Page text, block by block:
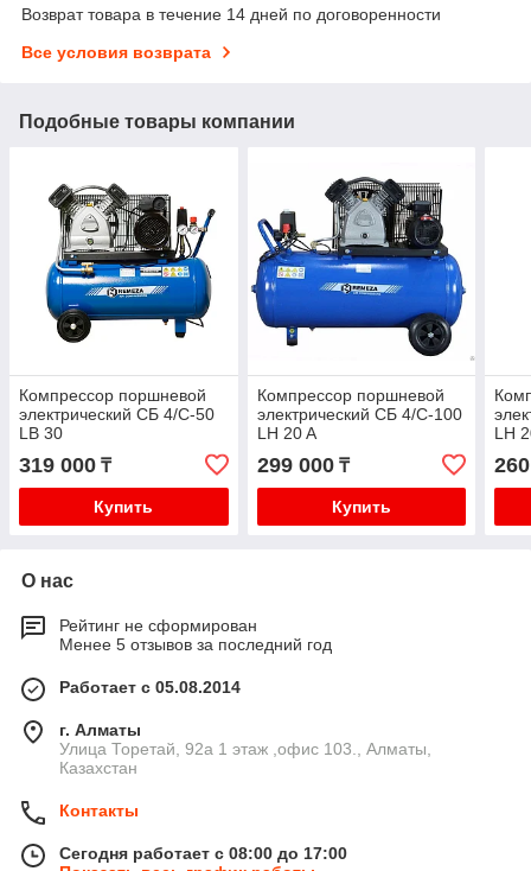
Возврат товара в течение 14 дней по договоренности
Все условия возврата
Подобные товары компании
Компрессор поршневой
электрический СБ 4/С-50
LB 30
319 000 ₸
Купить
Компрессор поршневой
электрический СБ 4/С-100
LH 20 A
299 000₸
Купить
LH
О нас
Рейтинг не сформирован
Менее 5 отзывов за последний год
Работает с 05.08.2014
г. Алматы
​Улица Торетай, 92а​ 1 этаж ,офис 103., Алматы,
Казахстан
Контакты
Сегодня работает с 08:00 до 17:00